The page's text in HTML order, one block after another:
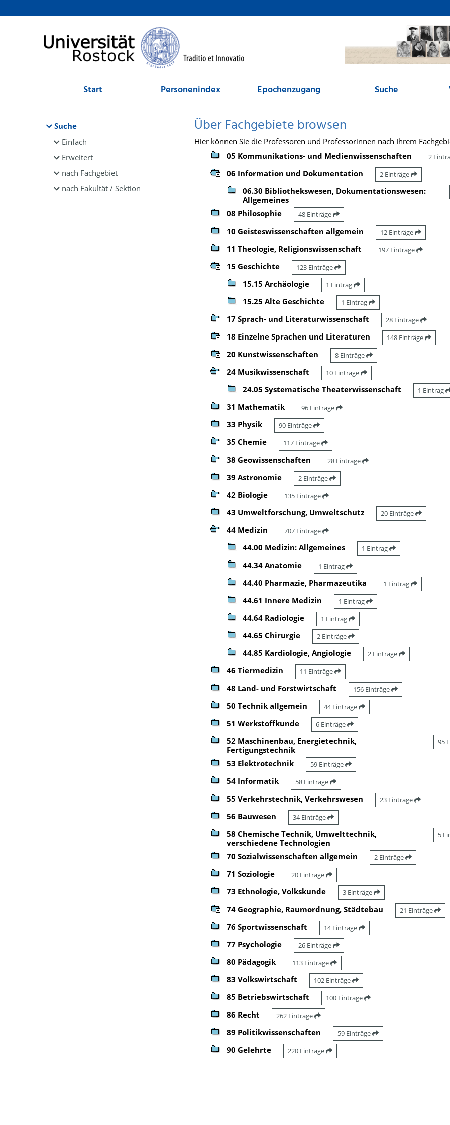
Browsen
direkt zum Inhalt
Start Personenindex Epochenzugang Suche
Suche
Einfach
Erweitert
nach Fachgebiet
nach Fakultät / Sektion
Über Fachgebiete browsen
Hier können Sie die Professoren und Professorinnen nach Ihrem
05 Kommunikations- und Medienwissenschaften
2
06 Information und Dokumentation 2 Einträge
06.30 Bibliothekswesen, Dokumentationswesen:
Allgemeines
08 Philosophie 48 Einträge
10 Geisteswissenschaften allgemein 12 Einträge
11 Theologie, Religionswissenschaft 197 Einträge
15 Geschichte 123 Einträge
15.15 Archäologie 1 Eintrag
15.25 Alte Geschichte 1 Eintrag
17 Sprach- und Literaturwissenschaft 28 Einträge
18 Einzelne Sprachen und Literaturen 148 Einträge
20 Kunstwissenschaften 8 Einträge
24 Musikwissenschaft 10 Einträge
24.05 Systematische Theaterwissenschaft 1 Eintrag
31 Mathematik 96 Einträge
33 Physik 90 Einträge
35 Chemie 117 Einträge
38 Geowissenschaften 28 Einträge
39 Astronomie 2 Einträge
42 Biologie 135 Einträge
43 Umweltforschung, Umweltschutz 20 Einträge
44 Medizin 707 Einträge
44.00 Medizin: Allgemeines 1 Eintrag
44.34 Anatomie 1 Eintrag
44.40 Pharmazie, Pharmazeutika 1 Eintrag
44.61 Innere Medizin 1 Eintrag
44.64 Radiologie 1 Eintrag
44.65 Chirurgie 2 Einträge
44.85 Kardiologie, Angiologie 2 Einträge
46 Tiermedizin 11 Einträge
48 Land- und Forstwirtschaft 156 Einträge
50 Technik allgemein 44 Einträge
51 Werkstoffkunde 6 Einträge
52 Maschinenbau, Energietechnik,
Fertigungstechnik
95
53 Elektrotechnik 59 Einträge
54 Informatik 58 Einträge
55 Verkehrstechnik, Verkehrswesen 23 Einträge
56 Bauwesen 34 Einträge
58 Chemische Technik, Umwelttechnik,
verschiedene Technologien
5
70 Sozialwissenschaften allgemein 2 Einträge
71 Soziologie 20 Einträge
73 Ethnologie, Volkskunde 3 Einträge
74 Geographie, Raumordnung, Städtebau 21 Einträge
76 Sportwissenschaft 14 Einträge
77 Psychologie 26 Einträge
80 Pädagogik 113 Einträge
83 Volkswirtschaft 102 Einträge
85 Betriebswirtschaft 100 Einträge
86 Recht 262 Einträge
89 Politikwissenschaften 59 Einträge
90 Gelehrte 220 Einträge